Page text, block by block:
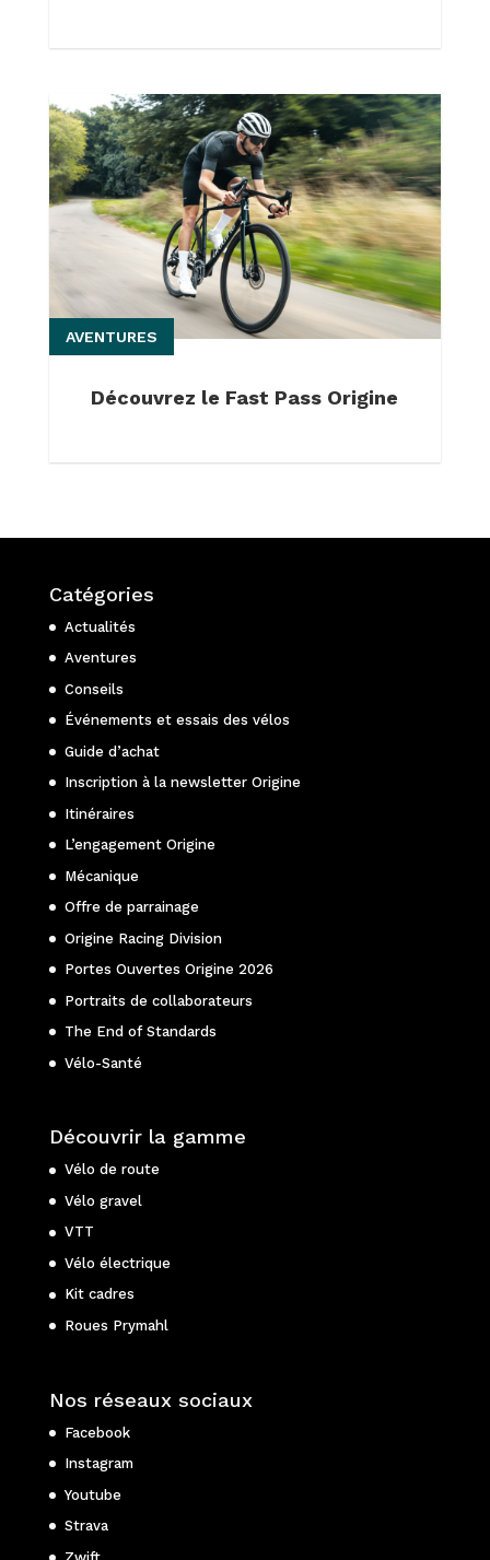
Découvrez le Fast Pass Origine
AVENTURES
Catégories
Actualités
Aventures
Conseils
Événements et essais des vélos
Guide d’achat
Inscription à la newsletter Origine
Itinéraires
L’engagement Origine
Mécanique
Offre de parrainage
Origine Racing Division
Portes Ouvertes Origine 2026
Portraits de collaborateurs
The End of Standards
Vélo-Santé
Découvrir la gamme
Vélo de route
Vélo gravel
VTT
Vélo électrique
Kit cadres
Roues Prymahl
Nos réseaux sociaux
Facebook
Instagram
Youtube
Strava